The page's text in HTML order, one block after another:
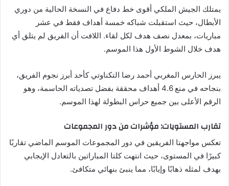
يمتلك الجيش الملكي أقوى خط دفاع في النسخة الحالية من دوري
الأبطال، حيث استقبلت شباكه خمسة أهداف فقط في عشر
مباريات، بمعدل نصف هدف لكل لقاء. اللافت أن الفريق لم يتلق أي
هدف خلال الشوط الأول هذا الموسم.
يبرز الحارس المغربي أحمد رضا التكناوتي كأحد أبرز نجوم الفريق،
بنجاحه في منع 4.6 أهداف محققة بفضل تصدياته الحاسمة، وهو
الرقم الأعلى بين جميع حراس البطولة لهذا الموسم.
تقارب المستويات: مؤشرات من دور المجموعات
تعكس مواجهتا الفريقين في دور المجموعات الموسم الماضي تقاربًا
كبيرًا في المستوى، حيث انتهت كلتا المباراتين بالتعادل الإيجابي
بهدف لمثله ذهابًا وإيابًا، مما ينبئ بنهائي متكافئ.